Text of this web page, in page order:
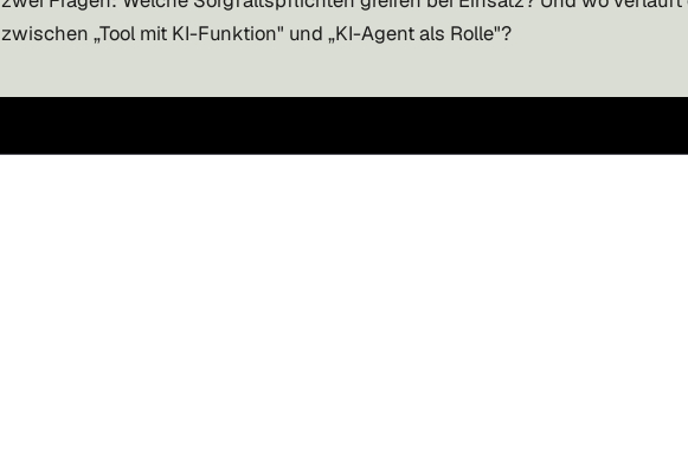
zwischen „Tool mit KI-Funktion" und „KI-Agent als Rolle"?